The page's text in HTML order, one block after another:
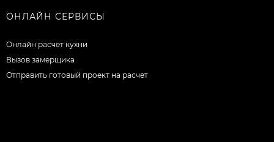
ОНЛАЙН СЕРВИСЫ
Онлайн расчет кухни
Вызов замерщика
Отправить готовый проект на расчет